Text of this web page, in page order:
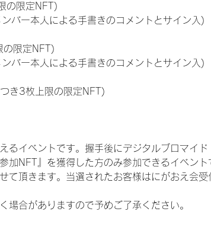
の限定NFT)
バー本人による手書きのコメントとサイン入)
の限定NFT)
バー本人による手書きのコメントとサイン入)
き3枚上限の限定NFT)
るイベントです。握手後にデジタルブロマイ
加NFT』を獲得した方のみ参加できるイベン
て頂きます。当選されたお客様はにがおえ会
合がありますので予めご了承ください。